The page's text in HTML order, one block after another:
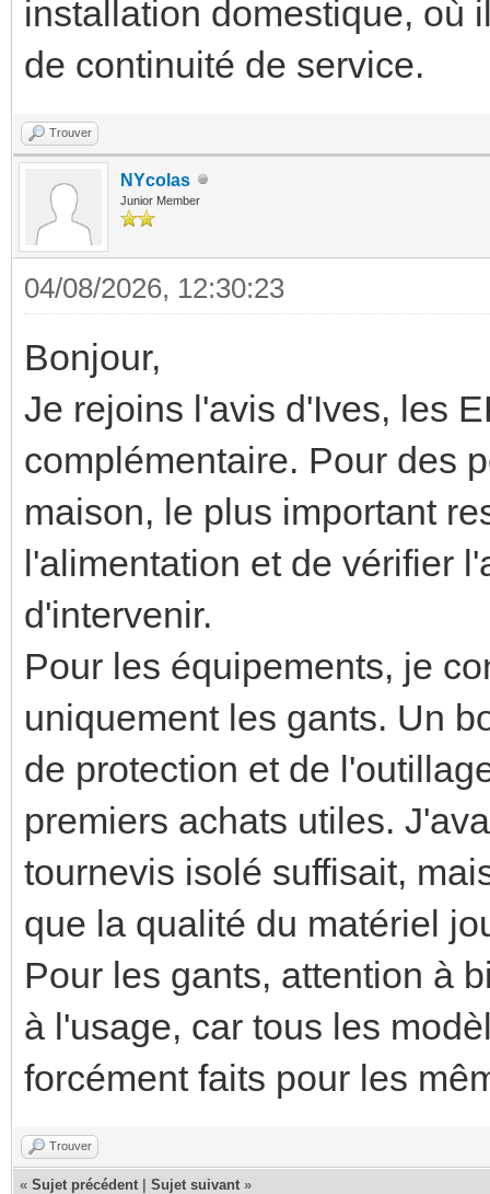
installation domestique, où
de continuité de service.
Trouver
NYcolas
Junior Member
04/08/2026, 12:30:23
Bonjour,
Je rejoins l'avis d'Ives, les
complémentaire. Pour des
maison, le plus important
l'alimentation et de vérifier
d'intervenir.
Pour les équipements, je
uniquement les gants. Un
de protection et de
premiers achats utiles.
tournevis isolé suffisait,
que la qualité du matériel
Pour les gants, attention à
à l'usage, car tous les
forcément faits pour les
Trouver
« Sujet précédent Sujet suivant »